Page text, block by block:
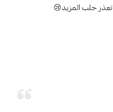
تعذر جلب المزيد😢